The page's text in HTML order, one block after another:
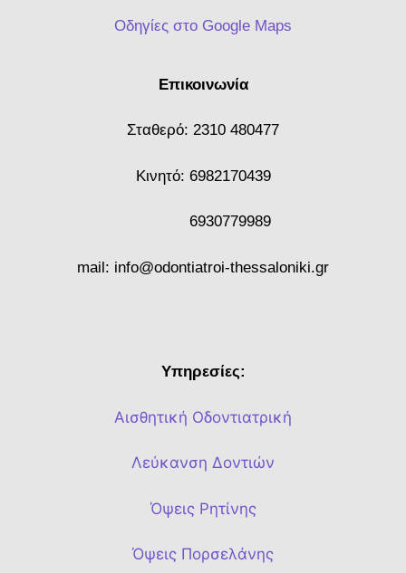
Οδηγίες στο Google Maps
Επικοινωνία
Σταθερό: 2310 480477
Κινητό: 6982170439
6930779989
mail: info@odontiatroi-thessaloniki.gr
Υπηρεσίες:
Αισθητική Οδοντιατρική
Λεύκανση Δοντιών
Όψεις Ρητίνης
Όψεις Πορσελάνης